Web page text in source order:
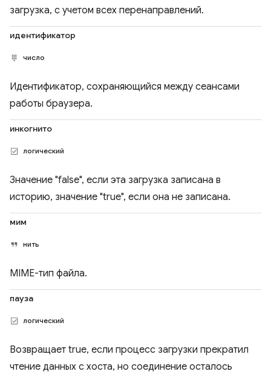
загрузка, с учетом всех перенаправлений.
идентификатор
число
Идентификатор, сохраняющийся между сеансами
работы браузера.
инкогнито
логический
Значение "false", если эта загрузка записана в
историю, значение "true", если она не записана.
мим
нить
MIME-тип файла.
пауза
логический
Возвращает true, если процесс загрузки прекратил
чтение данных с хоста, но соединение осталось